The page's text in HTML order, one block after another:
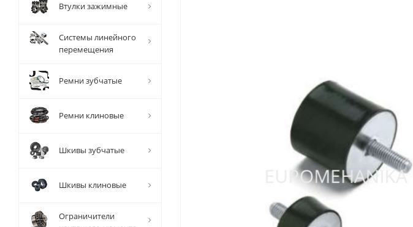
Втулки зажимные
Системы линейного
перемещения
Ремни зубчатые
Ремни клиновые
Шкивы зубчатые
Шкивы клиновые
Ограничители